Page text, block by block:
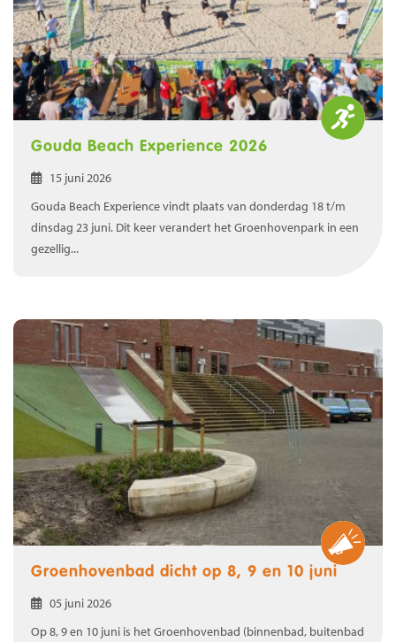
Gouda Beach Experience 2026
15 juni 2026
Gouda Beach Experience vindt plaats van donderdag 18 t/m
dinsdag 23 juni. Dit keer verandert het Groenhovenpark in een
gezellig...
Groenhovenbad dicht op 8, 9 en 10 juni
05 juni 2026
Op 8, 9 en 10 juni is het Groenhovenbad (binnenbad, buitenbad